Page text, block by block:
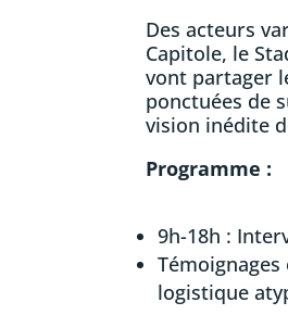
Des acteurs
Capitole, le
vont partager
ponctuées de
vision inédite
Programme :
9h-18h :
logistique